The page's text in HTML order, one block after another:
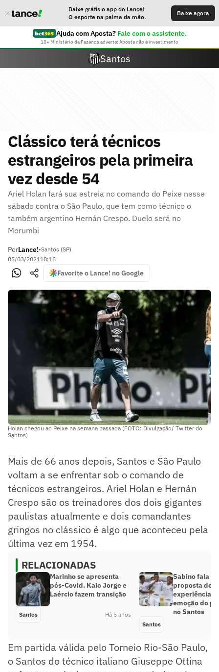
Baixe grátis o app do Lance!
O esporte na palma da mão.
Baixe agora
Ajuda com Aposta? Fale com o assistente.
18+ Ministério da Fazenda adverte: Aposta não é investimento
Santos
Clássico terá técnicos
estrangeiros pela primeira
vez desde 54
Ariel Holan fará sua estreia no comando do Peixe nesse
sábado contra o São Paulo, que tem como técnico o
também argentino Hernán Crespo. Duelo será no
Morumbi
PorLance!•Santos (SP)
05/03/202118:18
Favorite o Lance! no Google
Holan chegou ao Peixe na semana passada (FOTO: Divulgação/ Twitter do
Santos)
Mais de 66 anos depois, Santos e São Paulo
voltam a se enfrentar sob o comando de
técnicos estrangeiros. Ariel Holan e Hernán
Crespo são os treinadores dos dois gigantes
paulistas atualmente e dois comandantes
gringos no clássico é algo que aconteceu pela
última vez em 1954.
RELACIONADAS
Marinho se apresenta
pós-Covid. Kaio Jorge e
Laércio fazem transição
Santos Há 5 anos
Sabino fala
proposta do
experiência
emoção do
no Santos
Santos
Em partida válida pelo Torneio Rio-São Paulo,
o Santos do técnico italiano Giuseppe Ottina